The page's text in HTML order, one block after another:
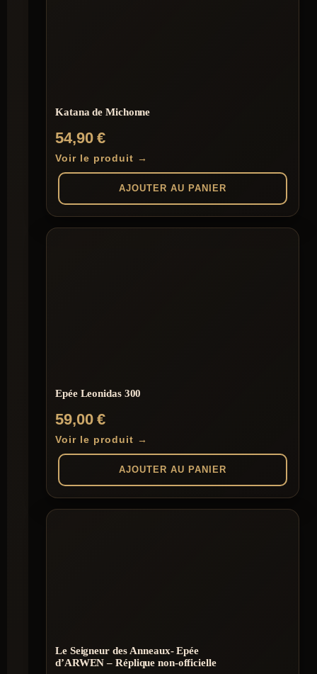
Katana de Michonne
54,90€
Voir le produit →
AJOUTER AU PANIER
Epée Leonidas 300
59,00€
Voir le produit →
AJOUTER AU PANIER
Le Seigneur des Anneaux- Epée
d’ARWEN – Réplique non-officielle